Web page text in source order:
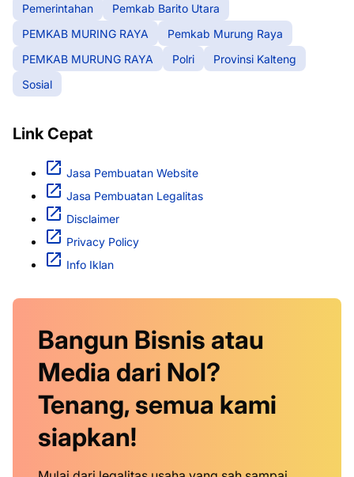
Pemerintahan
Pemkab Barito Utara
PEMKAB MURING RAYA
Pemkab Murung Raya
PEMKAB MURUNG RAYA
Polri
Provinsi Kalteng
Sosial
Link Cepat
Jasa Pembuatan Website
Jasa Pembuatan Legalitas
Disclaimer
Privacy Policy
Info Iklan
Bangun Bisnis atau
Media dari Nol?
Tenang, semua kami
siapkan!